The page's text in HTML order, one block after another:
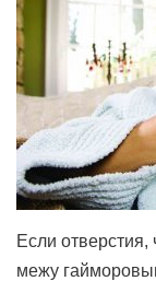
Если отверстия,
межу